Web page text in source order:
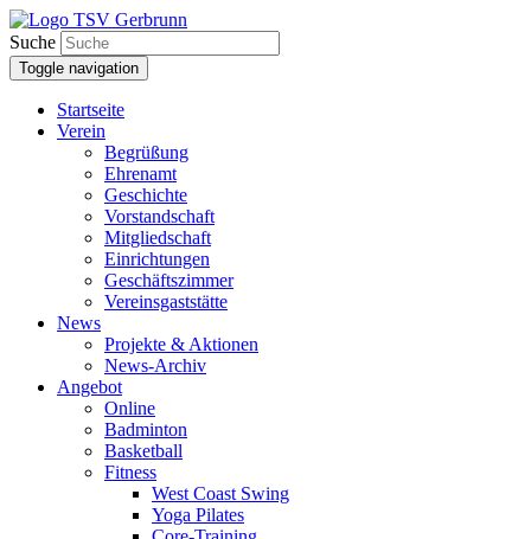
Suche
Toggle navigation
Startseite
Verein
Begrüßung
Ehrenamt
Geschichte
Vorstandschaft
Mitgliedschaft
Einrichtungen
Geschäftszimmer
Vereinsgaststätte
News
Projekte & Aktionen
News-Archiv
Angebot
Online
Badminton
Basketball
Fitness
West Coast Swing
Yoga Pilates